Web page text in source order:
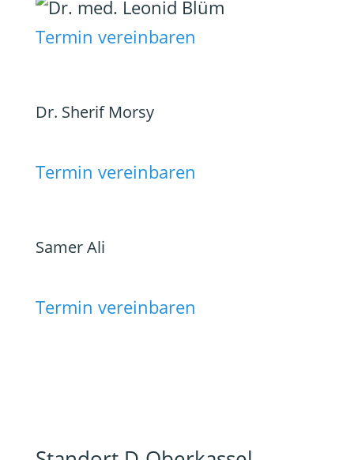
Termin vereinbaren
Dr. Sherif Morsy
Termin vereinbaren
Samer Ali
Termin vereinbaren